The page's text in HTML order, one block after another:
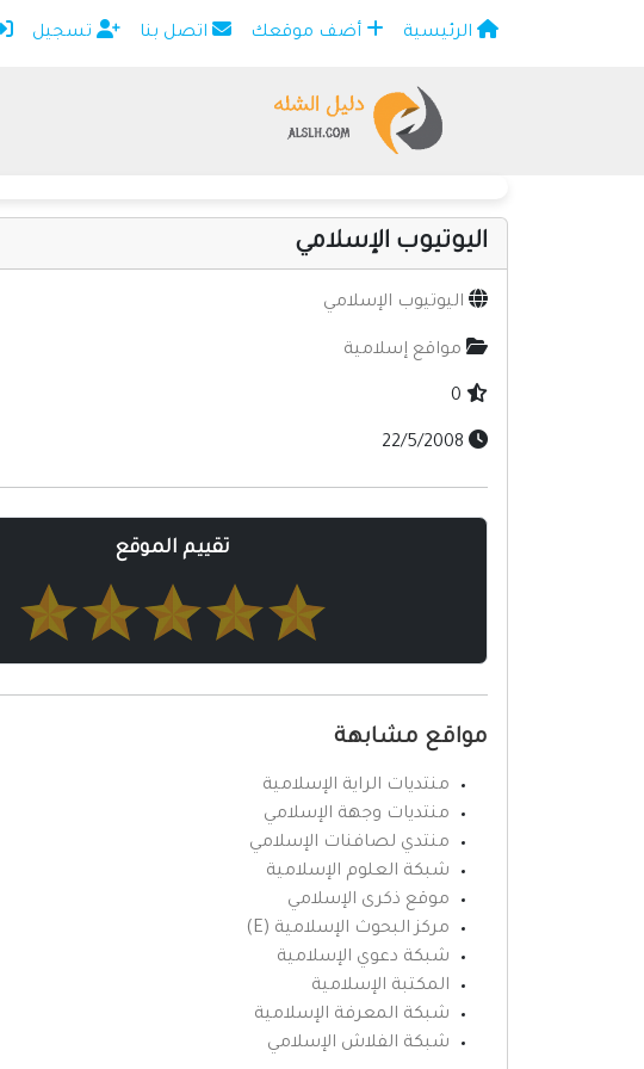
الرئيسية أضف موقعك اتصل بنا تسجيل
اليوتيوب الإسلامي
اليوتيوب الإسلامي
مواقع إسلامية
تقييم الموقع
مواقع مشابهة
منتديات الراية الإسلامية
منتديات وجهة الإسلامي
منتدي لصافنات الإسلامي
شبكة العلوم الإسلامية
موقع ذكرى الإسلامي
مركز البحوث الإسلامية (E)
شبكة دعوي الإسلامية
المكتبة الإسلامية
شبكة المعرفة الإسلامية
شبكة الفلاش الإسلامي